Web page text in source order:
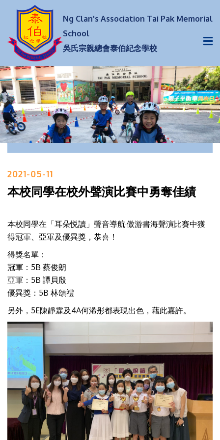
Ng Clan's Association Tai Pak Memorial
School
吳氏宗親總會泰伯紀念學校
2021-05-11
本校同學在校外聲演比賽中勇奪佳績
本校同學在「耳朵悦讀」聲音導航·傲游書海聲演比賽中獲
得冠軍、亞軍及優異獎，恭喜！
得獎名單：
冠軍：5B 蔡俊朗
亞軍：5B 譚貝殷
優異獎：5B 林頌禮
另外，5E陳靜霖及4A何浠彤都表現出色，藉此嘉許。